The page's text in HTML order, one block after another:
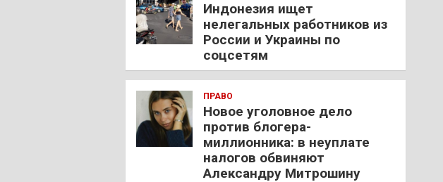
Индонезия ищет
нелегальных работников из
России и Украины по
соцсетям
ПРАВО
Новое уголовное дело
против блогера-
миллионника: в неуплате
налогов обвиняют
Александру Митрошину